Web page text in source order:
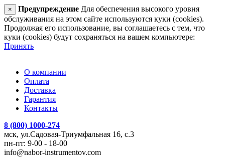
× Предупреждение Для обеспечения высокого уровня
обслуживания на этом сайте используются куки (cookies).
Продолжая его использование, вы соглашаетесь с тем, что
куки (cookies) будут сохраняться на вашем компьютере:
Принять
О компании
Оплата
Доставка
Гарантия
Контакты
8 (800) 1000-274
мск, ул.Садовая-Триумфальная 16, с.3
пн-пт: 9-00 - 18-00
info@nabor-instrumentov.com